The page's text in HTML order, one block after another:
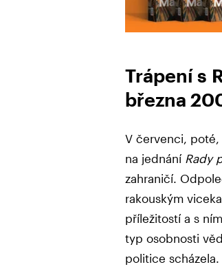
Trápení s
března
V červenci, poté,
na jednání Rady
zahraničí.
rakouským
příležitostí a s
typ osobnosti
politice